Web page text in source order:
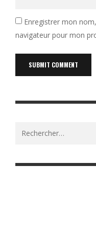
Enregistrer mon
navigateur pour mon